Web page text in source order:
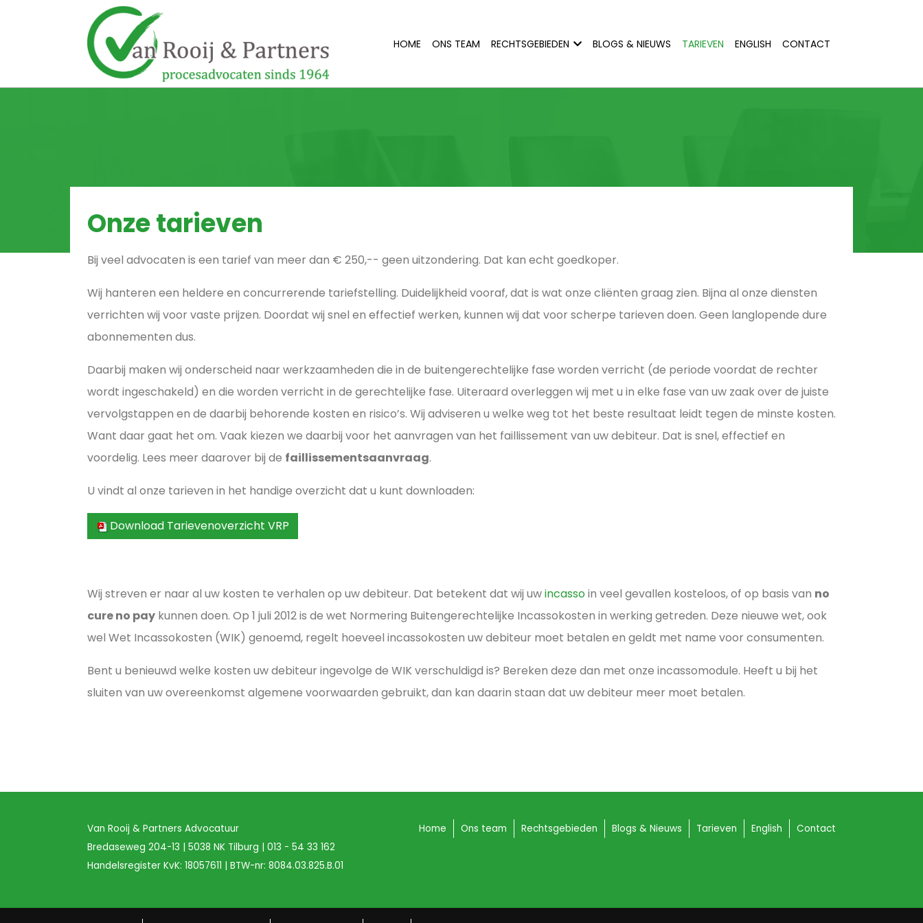
HOME ONS TEAM RECHTSGEBIEDEN BLOGS & NIEUWS TARIEVEN ENGLISH CONTACT
Onze tarieven
Bij veel advocaten is een tarief van meer dan € 250,-- geen uitzondering. Dat kan echt goedkoper.
Wij hanteren een heldere en concurrerende tariefstelling. Duidelijkheid vooraf, dat is wat onze cliënten graag zien. Bijna al onze diensten
verrichten wij voor vaste prijzen. Doordat wij snel en effectief werken, kunnen wij dat voor scherpe tarieven doen. Geen langlopende dure
abonnementen dus.
Daarbij maken wij onderscheid naar werkzaamheden die in de buitengerechtelijke fase worden verricht (de periode voordat de rechter
wordt ingeschakeld) en die worden verricht in de gerechtelijke fase. Uiteraard overleggen wij met u in elke fase van uw zaak over de juiste
vervolgstappen en de daarbij behorende kosten en risico’s. Wij adviseren u welke weg tot het beste resultaat leidt tegen de minste kosten.
Want daar gaat het om. Vaak kiezen we daarbij voor het aanvragen van het faillissement van uw debiteur. Dat is snel, effectief en
voordelig. Lees meer daarover bij de faillissementsaanvraag.
U vindt al onze tarieven in het handige overzicht dat u kunt downloaden:
Download Tarievenoverzicht VRP
Wij streven er naar al uw kosten te verhalen op uw debiteur. Dat betekent dat wij uwincassoin veel gevallen kosteloos, of op basis van no
cure no pay kunnen doen. Op 1 juli 2012 is de wet Normering Buitengerechtelijke Incassokosten in werking getreden. Deze nieuwe wet, ook
wel Wet Incassokosten (WIK) genoemd, regelt hoeveel incassokosten uw debiteur moet betalen en geldt met name voor consumenten.
Bent u benieuwd welke kosten uw debiteur ingevolge de WIK verschuldigd is? Bereken deze dan met onze incassomodule. Heeft u bij het
sluiten van uw overeenkomst algemene voorwaarden gebruikt, dan kan daarin staan dat uw debiteur meer moet betalen.
Van Rooij & Partners Advocatuur
Bredaseweg 204-13 | 5038 NK Tilburg | 013 - 54 33 162
Handelsregister KvK: 18057611 | BTW-nr: 8084.03.825.B.01
Home Ons team Rechtsgebieden Blogs & Nieuws Tarieven English Contact